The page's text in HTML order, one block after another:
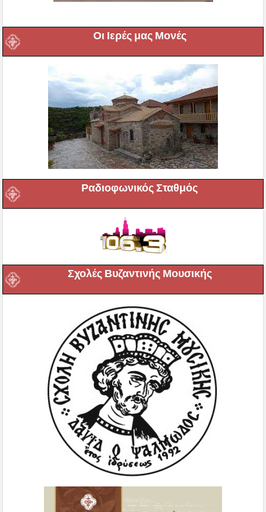
Οι Ιερές μας Μονές
Ραδιοφωνικός Σταθμός
Σχολές Βυζαντινής Μουσικής